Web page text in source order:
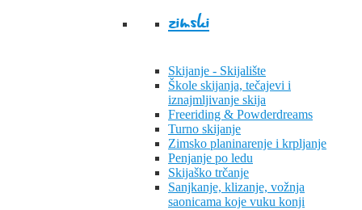
zimski
Skijanje - Skijalište
Škole skijanja, tečajevi i
iznajmljivanje skija
Freeriding & Powderdreams
Turno skijanje
Zimsko planinarenje i krpljanje
Penjanje po ledu
Skijaško trčanje
Sanjkanje, klizanje, vožnja
saonicama koje vuku konji